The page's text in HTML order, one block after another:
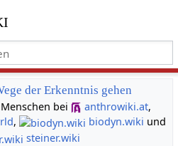
der Erkenntnis gehen
bei
anthrowiki.at,
, biodyn.wiki und
steiner.wiki